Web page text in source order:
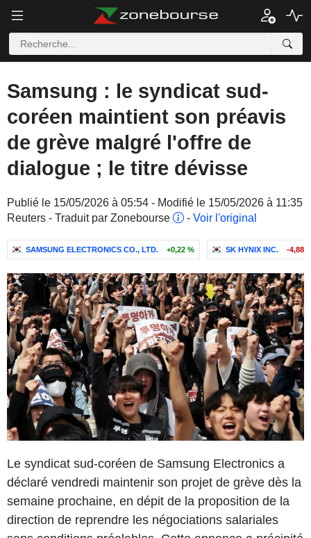
Samsung : le syndicat sud-
coréen maintient son préavis
de grève malgré l'offre de
dialogue ; le titre dévisse
Publié le 15/05/2026 à 05:54 - Modifié le 15/05/2026 à 11:35
Reuters - Traduit par Zonebourse
- Voir l'original
SAMSUNG ELECTRONICS CO., LTD. +0,22 % SK HYNIX INC. -4,88
Le syndicat sud-coréen de Samsung Electronics a
déclaré vendredi maintenir son projet de grève dès la
semaine prochaine, en dépit de la proposition de la
direction de reprendre les négociations salariales